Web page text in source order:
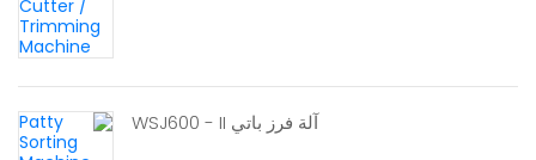
آلة فرز باتي WSJ600 - II